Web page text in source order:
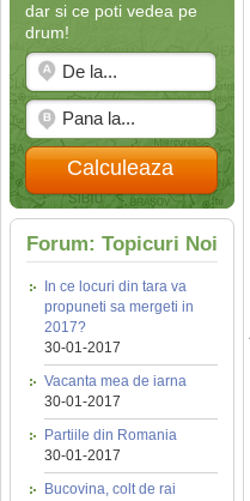
dar si ce poti vedea pe
drum!
Calculeaza
Forum: Topicuri Noi
In ce locuri din tara va
propuneti sa mergeti in
2017?
30-01-2017
Vacanta mea de iarna
30-01-2017
Partiile din Romania
30-01-2017
Bucovina, colt de rai